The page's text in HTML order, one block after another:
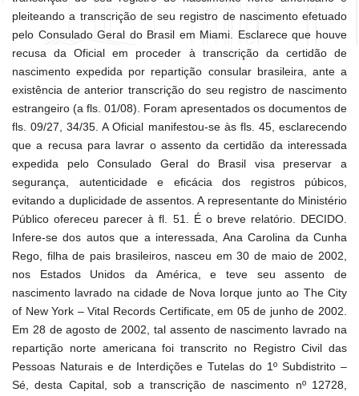
pleiteando a transcrição de seu registro de nascimento efetuado
pelo Consulado Geral do Brasil em Miami. Esclarece que houve
recusa da Oficial em proceder à transcrição da certidão de
nascimento expedida por repartição consular brasileira, ante a
existência de anterior transcrição do seu registro de nascimento
estrangeiro (a fls. 01/08). Foram apresentados os documentos de
fls. 09/27, 34/35. A Oficial manifestou-se às fls. 45, esclarecendo
que a recusa para lavrar o assento da certidão da interessada
expedida pelo Consulado Geral do Brasil visa preservar a
segurança, autenticidade e eficácia dos registros púbicos,
evitando a duplicidade de assentos. A representante do Ministério
Público ofereceu parecer à fl. 51. É o breve relatório. DECIDO.
Infere-se dos autos que a interessada, Ana Carolina da Cunha
Rego, filha de pais brasileiros, nasceu em 30 de maio de 2002,
nos Estados Unidos da América, e teve seu assento de
nascimento lavrado na cidade de Nova Iorque junto ao The City
of New York – Vital Records Certificate, em 05 de junho de 2002.
Em 28 de agosto de 2002, tal assento de nascimento lavrado na
repartição norte americana foi transcrito no Registro Civil das
Pessoas Naturais e de Interdições e Tutelas do 1º Subdistrito –
Sé, desta Capital, sob a transcrição de nascimento nº 12728,